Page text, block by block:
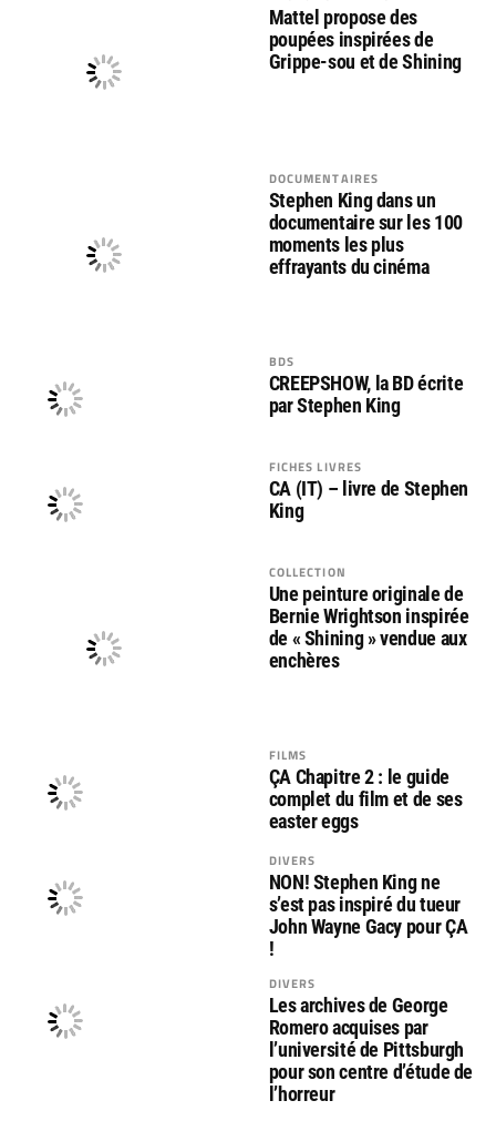
Mattel propose des
poupées inspirées de
Grippe-sou et de Shining
DOCUMENTAIRES
Stephen King dans un
documentaire sur les 100
moments les plus
effrayants du cinéma
BDS
CREEPSHOW, la BD écrite
par Stephen King
FICHES LIVRES
CA (IT) – livre de Stephen
King
COLLECTION
Une peinture originale de
Bernie Wrightson inspirée
de « Shining » vendue aux
enchères
FILMS
ÇA Chapitre 2 : le guide
complet du film et de ses
easter eggs
DIVERS
NON! Stephen King ne
s’est pas inspiré du tueur
John Wayne Gacy pour ÇA
!
DIVERS
Les archives de George
Romero acquises par
l’université de Pittsburgh
pour son centre d’étude de
l’horreur